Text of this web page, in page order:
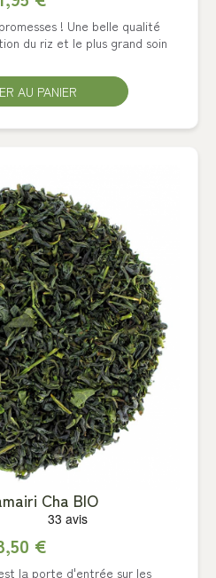
! Une belle qualité
du riz et le plus grand soin
AU PANIER
Cha BIO
€
la porte d'entrée sur les